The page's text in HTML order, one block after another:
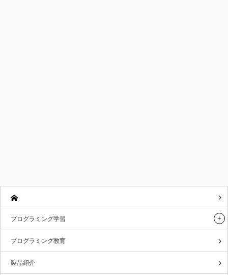
プログラミング学習
プログラミング教育
製品紹介